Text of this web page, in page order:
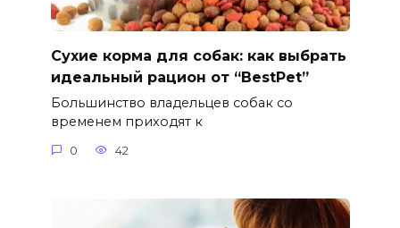
Сухие корма для собак: как выбрать
идеальный рацион от “BestPet”
Большинство владельцев собак со
временем приходят к
0 42